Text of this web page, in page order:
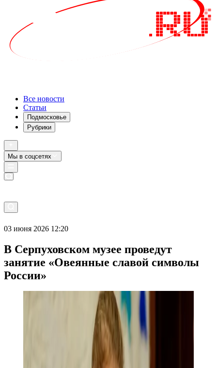
Все новости
Статьи
Подмосковье
Рубрики
Мы в соцсетях
03 июня 2026 12:20
В Серпуховском музее проведут
занятие «Овеянные славой символы
России»